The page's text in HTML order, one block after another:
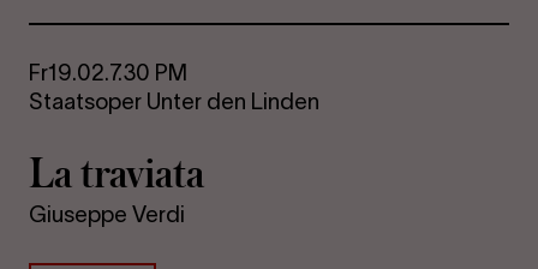
Fr19.02.7.30 PM
Staatsoper Unter den Linden
La travi­ata
Giuseppe Verdi